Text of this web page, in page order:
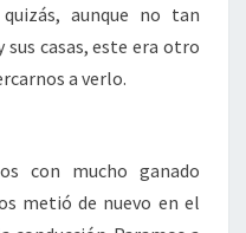
aunque no tan
casas, este era otro
a verlo.
con mucho ganado
metió de nuevo en el